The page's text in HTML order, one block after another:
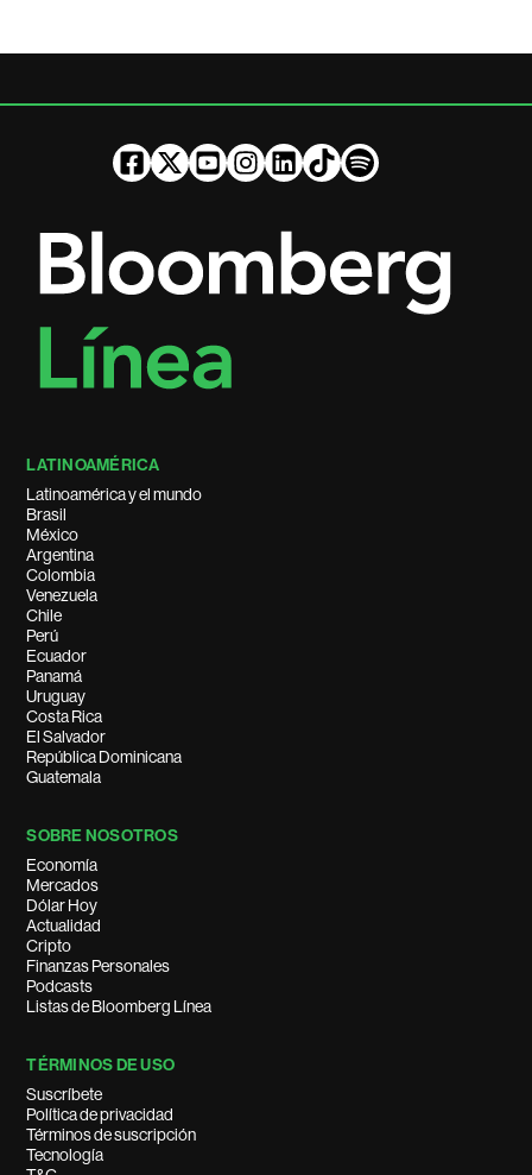
LATINOAMÉRICA
Latinoamérica y el mundo
Brasil
México
Argentina
Colombia
Venezuela
Chile
Perú
Ecuador
Panamá
Uruguay
Costa Rica
El Salvador
República Dominicana
Guatemala
SOBRE NOSOTROS
Economía
Mercados
Dólar Hoy
Actualidad
Cripto
Finanzas Personales
Podcasts
Listas de Bloomberg Línea
TÉRMINOS DE USO
Suscríbete
Política de privacidad
Términos de suscripción
Tecnología